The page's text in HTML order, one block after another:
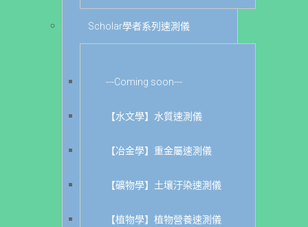
Scholar學者系列速測儀
---Coming soon---
【水文學】水質速測儀
【冶金學】重金屬速測儀
【礦物學】土壤汙染速測儀
【植物學】植物營養速測儀